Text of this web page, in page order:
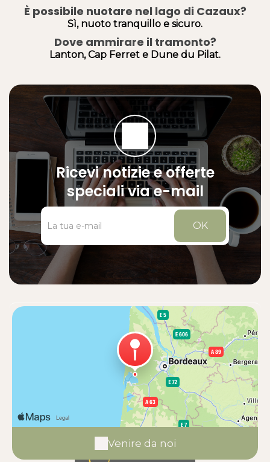
È possibile nuotare nel lago di Cazaux?
Sì, nuoto tranquillo e sicuro.
Dove ammirare il tramonto?
Lanton, Cap Ferret e Dune du Pilat.
Ricevi notizie e offerte
speciali via e-mail
OK
Venire da noi